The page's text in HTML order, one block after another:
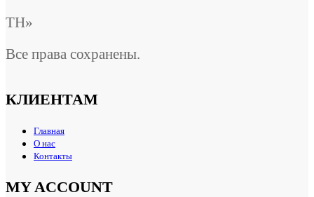
ТН»
Все права сохранены.
КЛИЕНТАМ
Главная
О нас
Контакты
MY ACCOUNT